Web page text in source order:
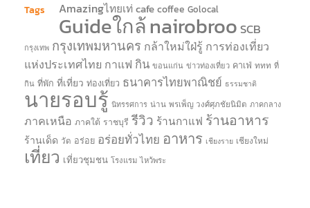
Tags Amazingไทยเท่cafe coffee Golocal
Guideใกล้nairobroo SCB
กรุงเทพ กรุงเทพมหานคร กล้าใหม่ใฝ่รู้ การท่องเที่ยว
แห่งประเทศไทย กาแฟ กิน ขอนแก่น ข่าวท่องเที่ยว คาเฟ่ ททท ที่
กิน ที่พัก ที่เที่ยว ท่องเที่ยว ธนาคารไทยพาณิชย์ ธรรมชาติ
นายรอบรู้ นิทรรศการ น่าน พรเพ็ญ วงศ์ศุภชัยนิมิต ภาคกลาง
ภาคเหนือ ภาคใต้ ราชบุรี รีวิว ร้านกาแฟ ร้านอาหาร
ร้านเด็ด วัด อร่อย อร่อยทั่วไทย อาหาร เชียงราย เชียงใหม่
เที่ยว เที่ยวชุมชน โรงแรม ไหว้พระ